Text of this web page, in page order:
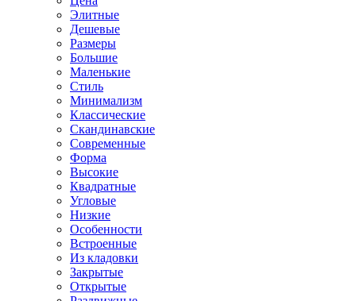
Элитные
Дешевые
Размеры
Большие
Маленькие
Стиль
Минимализм
Классические
Скандинавские
Современные
Форма
Высокие
Квадратные
Угловые
Низкие
Особенности
Встроенные
Из кладовки
Закрытые
Открытые